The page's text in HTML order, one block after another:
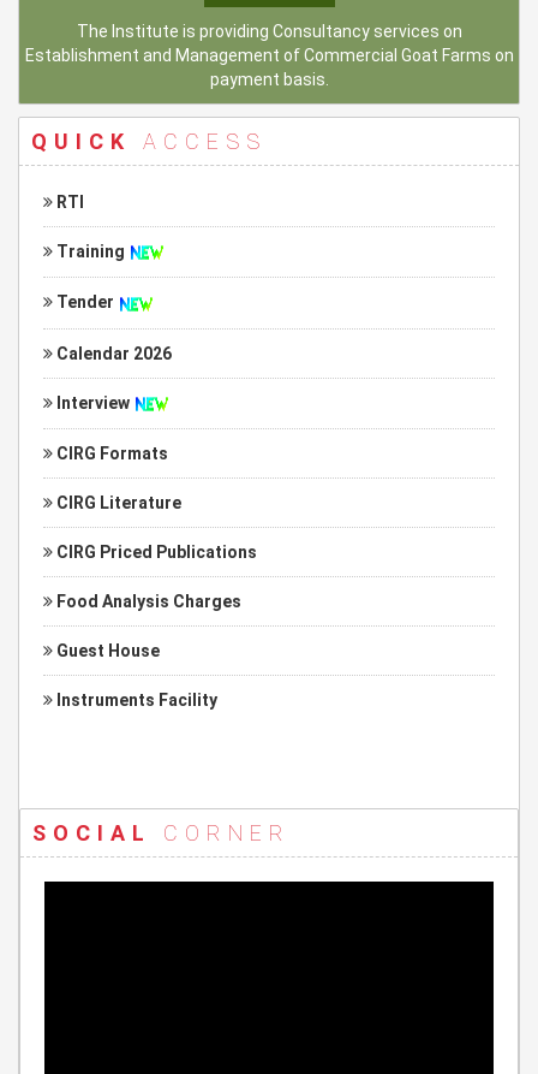
The Institute is providing Consultancy services on
Establishment and Management of Commercial Goat Farms on
payment basis.
QUICK ACCESS
RTI
Training
Tender
Calendar 2026
Interview
CIRG Formats
CIRG Literature
CIRG Priced Publications
Food Analysis Charges
Guest House
Instruments Facility
SOCIAL CORNER